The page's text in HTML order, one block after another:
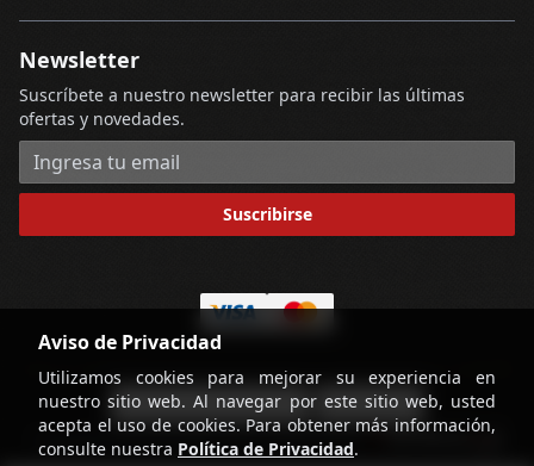
Aviso de Privacidad
Utilizamos cookies para mejorar su experiencia en
nuestro sitio web. Al navegar por este sitio web, usted
acepta el uso de cookies. Para obtener más información,
consulte nuestra Política de Privacidad.
Newsletter
Suscríbete a nuestro newsletter para recibir las últimas
ofertas y novedades.
Dirección de correo electrónico
Suscribirse
Términos y Condiciones - Contáctenos
Copyright © Licorería Alvear 2026 powered by